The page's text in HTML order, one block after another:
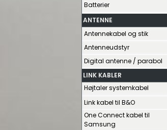
Batterier
ANTENNE
Antennekabel og stik
Antenneudstyr
Digital antenne / parabol
LINK KABLER
Højtaler systemkabel
Link kabel til B&O
One Connect kabel til
Samsung